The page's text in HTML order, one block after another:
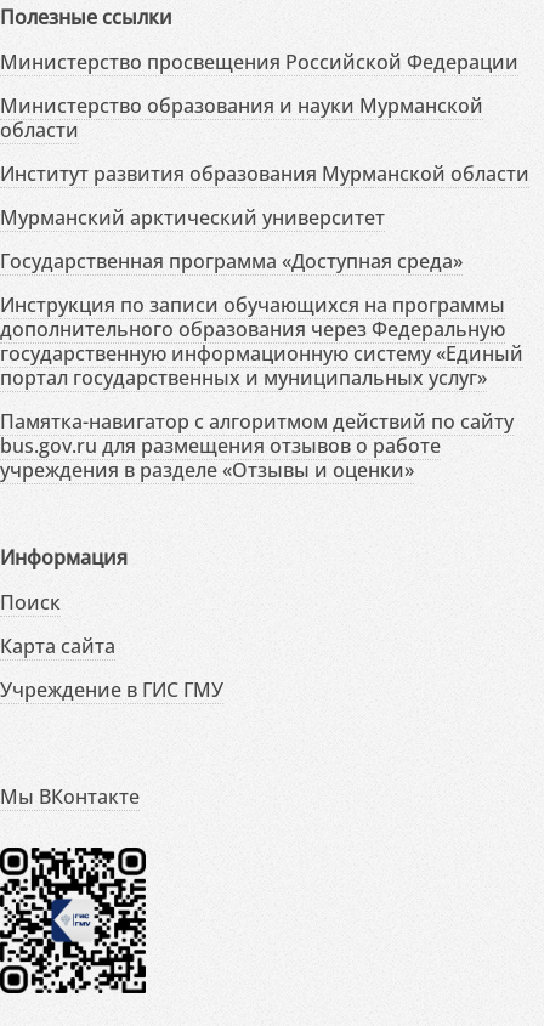
Полезные ссылки
Министерство просвещения Российской Федерации
Министерство образования и науки Мурманской
области
Институт развития образования Мурманской области
Мурманский арктический университет
Государственная программа «Доступная среда»
Инструкция по записи обучающихся на программы
дополнительного образования через Федеральную
государственную информационную систему «Единый
портал государственных и муниципальных услуг»
Памятка-навигатор с алгоритмом действий по сайту
bus.gov.ru для размещения отзывов о работе
учреждения в разделе «Отзывы и оценки»
Информация
Поиск
Карта сайта
Учреждение в ГИС ГМУ
Мы ВКонтакте